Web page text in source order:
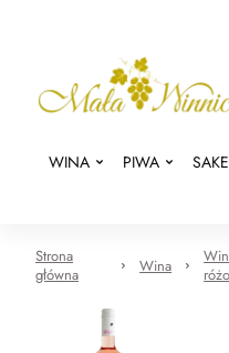
WINA PIWA SAKE
Strona
główna
Wina